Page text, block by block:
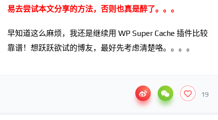
易去尝试本文分享的方法，否则也真是醉了。。。
早知道这么麻烦，我还是继续用 WP Super Cache 插件比较
靠谱！想跃跃欲试的博友，最好先考虑清楚咯。。。。
19